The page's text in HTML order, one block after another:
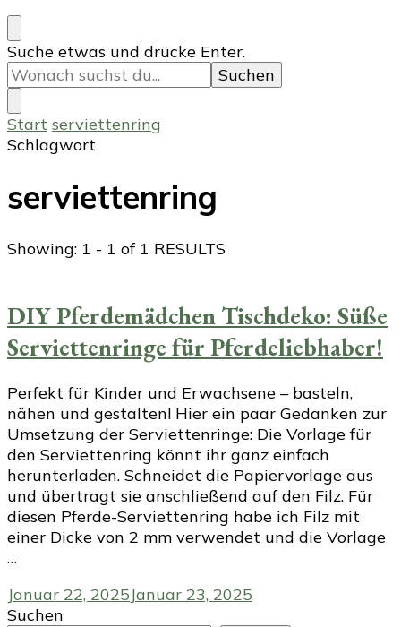
Suchst
du
nach
etwas?
Suche etwas und drücke Enter.
Start serviettenring
Schlagwort
serviettenring
Showing: 1 - 1 of 1 RESULTS
DIY Pferdemädchen Tischdeko: Süße
Serviettenringe für Pferdeliebhaber!
Perfekt für Kinder und Erwachsene – basteln,
nähen und gestalten! Hier ein paar Gedanken zur
Umsetzung der Serviettenringe: Die Vorlage für
den Serviettenring könnt ihr ganz einfach
herunterladen. Schneidet die Papiervorlage aus
und übertragt sie anschließend auf den Filz. Für
diesen Pferde-Serviettenring habe ich Filz mit
einer Dicke von 2 mm verwendet und die Vorlage
…
Januar 22, 2025Januar 23, 2025
Suchen